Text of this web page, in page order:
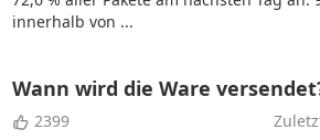
innerhalb von ...
Wann wird die Ware
2399